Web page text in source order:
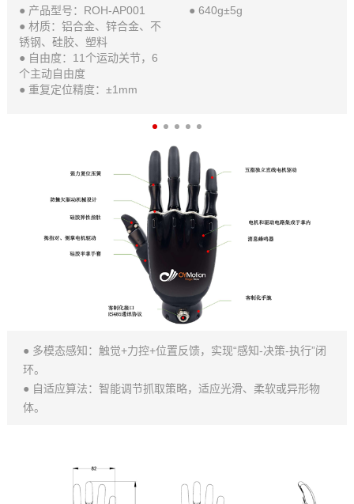
● 产品型号：ROH-AP001
● 材质：铝合金、锌合金、不
锈钢、硅胶、塑料
● 自由度：11个运动关节，6
个主动自由度
● 重复定位精度：±1mm
● 640g±5g
● 多模态感知：触觉+力控+位置反馈，实现“感知-决策-执行”闭
环。
● 自适应算法：智能调节抓取策略，适应光滑、柔软或异形物
体。